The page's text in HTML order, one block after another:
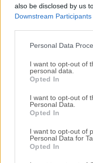
also be disclosed by us
Downstream Participants
Personal Data
I want to opt-out of
personal data.
Opted In
I want to opt-out of
Personal Data.
Opted In
I want to opt-out of
Personal Data for
Opted In
Si tienes alguna